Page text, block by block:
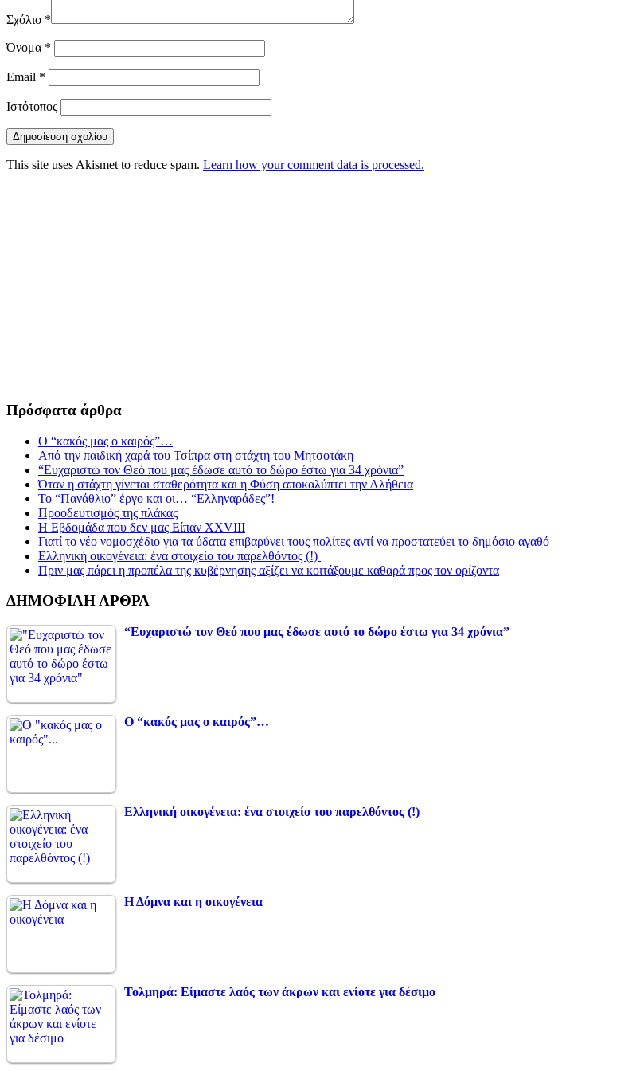
Σχόλιο *
Όνομα *
Email *
Ιστότοπος
This site uses Akismet to reduce spam. Learn how your comment data is processed.
Πρόσφατα άρθρα
Ο “κακός μας ο καιρός”…
Από την παιδική χαρά του Τσίπρα στη στάχτη του Μητσοτάκη
“Ευχαριστώ τον Θεό που μας έδωσε αυτό το δώρο έστω για 34 χρόνια”
Όταν η στάχτη γίνεται σταθερότητα και η Φύση αποκαλύπτει την Αλήθεια
Το “Πανάθλιο” έργο και οι… “Ελληναράδες”!
Προοδευτισμός της πλάκας
Η Εβδομάδα που δεν μας Είπαν XXVIII
Γιατί το νέο νομοσχέδιο για τα ύδατα επιβαρύνει τους πολίτες αντί να προστατεύει το δημόσιο αγαθό
Ελληνική οικογένεια: ένα στοιχείο του παρελθόντος (!)
Πριν μας πάρει η προπέλα της κυβέρνησης αξίζει να κοιτάξουμε καθαρά προς τον ορίζοντα
ΔΗΜΟΦΙΛΗ ΑΡΘΡΑ
“Ευχαριστώ τον Θεό που μας έδωσε αυτό το δώρο έστω για 34 χρόνια”
Ο “κακός μας ο καιρός”…
Ελληνική οικογένεια: ένα στοιχείο του παρελθόντος (!)
Η Δόμνα και η οικογένεια
Τολμηρά: Είμαστε λαός των άκρων και ενίοτε για δέσιμο